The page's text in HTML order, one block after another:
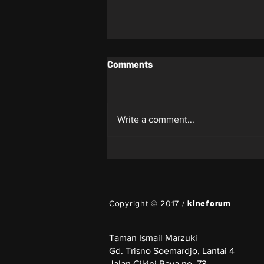
Comments
Write a comment...
Copyright © 2017 /kineforum
Taman Ismail Marzuki
Gd. Trisno Soemardjo, Lantai 4